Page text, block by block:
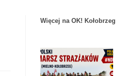
Więcej na OK! Kołobrzeg